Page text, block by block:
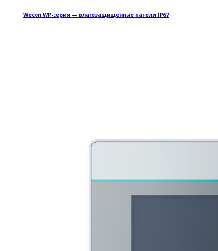
Wecon WP-серия — влагозащищенные панели IP67